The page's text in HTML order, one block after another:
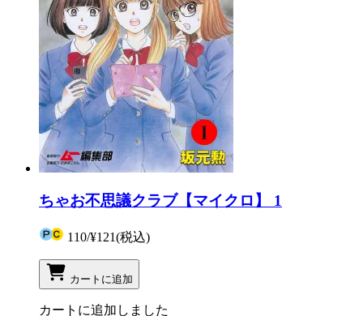
ちゃお不思議クラブ【マイクロ】 1
110/¥121(税込)
カートに追加
カートに追加しました